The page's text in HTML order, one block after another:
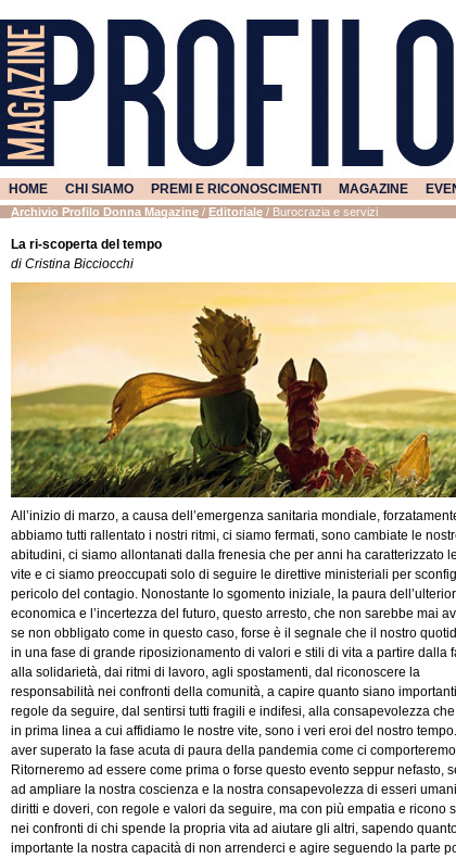
HOME CHI SIAMO PREMI E RICONOSCIMENTI MAGAZINE
Archivio Profilo Donna Magazine / Editoriale / Burocrazia e servizi
La ri-scoperta del tempo
di Cristina Bicciocchi
All’inizio di marzo, a causa dell’emergenza sanitaria mondiale,
abbiamo tutti rallentato i nostri ritmi, ci siamo fermati, sono cambiate le
abitudini, ci siamo allontanati dalla frenesia che per anni ha caratterizzato
vite e ci siamo preoccupati solo di seguire le direttive ministeriali per
pericolo del contagio. Nonostante lo sgomento iniziale, la paura
economica e l’incertezza del futuro, questo arresto, che non sarebbe mai
se non obbligato come in questo caso, forse è il segnale che il nostro
in una fase di grande riposizionamento di valori e stili di vita a partire dalla
alla solidarietà, dai ritmi di lavoro, agli spostamenti, dal riconoscere la
responsabilità nei confronti della comunità, a capire quanto siano
regole da seguire, dal sentirsi tutti fragili e indifesi, alla consapevolezza
in prima linea a cui affidiamo le nostre vite, sono i veri eroi del nostro
aver superato la fase acuta di paura della pandemia come ci
Ritorneremo ad essere come prima o forse questo evento seppur nefasto,
ad ampliare la nostra coscienza e la nostra consapevolezza di esseri
diritti e doveri, con regole e valori da seguire, ma con più empatia e ricono
nei confronti di chi spende la propria vita ad aiutare gli altri, sapendo
importante la nostra capacità di non arrenderci e agire seguendo la parte